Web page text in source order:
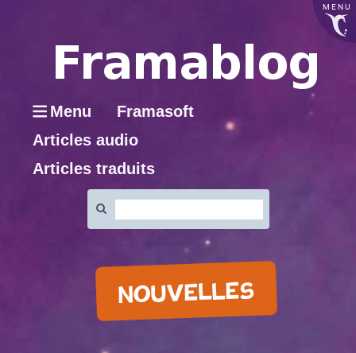
MENU
Menu
Framasoft
Articles audio
Articles traduits
:
NOUVELLES